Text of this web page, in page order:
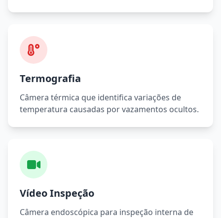
Termografia
Câmera térmica que identifica variações de
temperatura causadas por vazamentos ocultos.
Vídeo Inspeção
Câmera endoscópica para inspeção interna de